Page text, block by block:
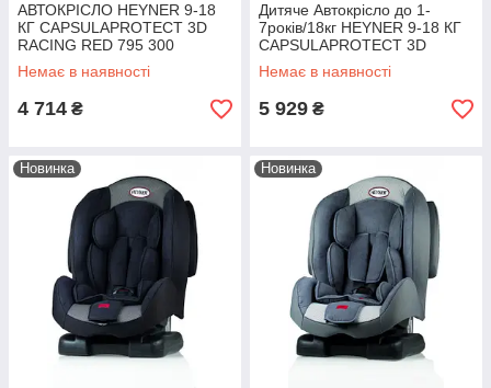
АВТОКРІСЛО HEYNER 9-18
КГ CAPSULAPROTECT 3D
RACING RED 795 300
Немає в наявності
4 714 ₴
Дитяче Автокрісло до 1-
7років/18кг HEYNER 9-18 КГ
CAPSULAPROTECT 3D
COSMIC BLUE 795 400
Немає в наявності
5 929 ₴
Новинка Новинка